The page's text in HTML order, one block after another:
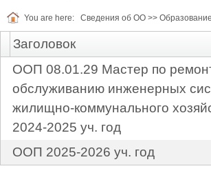
You are here: Сведения об ОО >> Образование
Заголовок
ООП 08.01.29 Мастер по
обслуживанию инженерных
жилищно-коммунального
2024-2025 уч. год
ООП 2025-2026 уч. год